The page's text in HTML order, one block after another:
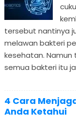
tersebut nantinya
melawan bakteri
kesehatan. Namun
semua bakteri itu
4 Cara
Anda Ketahui